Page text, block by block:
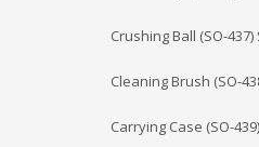
Crushing Ball (SO-
Cleaning Brush (SO-
Carrying Case (SO-